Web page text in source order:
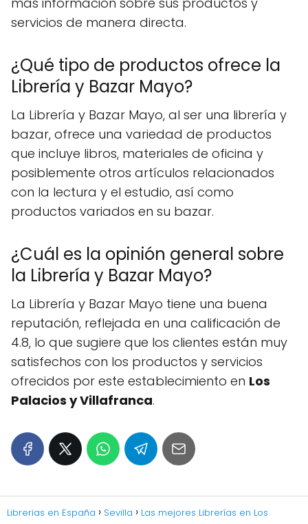
servicios de manera directa.
¿Qué tipo de productos ofrece la
Librería y Bazar Mayo?
La Librería y Bazar Mayo, al ser una librería y
bazar, ofrece una variedad de productos
que incluye libros, materiales de oficina y
posiblemente otros artículos relacionados
con la lectura y el estudio, así como
productos variados en su bazar.
¿Cuál es la opinión general sobre
la Librería y Bazar Mayo?
La Librería y Bazar Mayo tiene una buena
reputación, reflejada en una calificación de
4.8, lo que sugiere que los clientes están muy
satisfechos con los productos y servicios
ofrecidos por este establecimiento en Los
Palacios y Villafranca.
Librerias en España Sevilla
Las mejores Librerías en Los